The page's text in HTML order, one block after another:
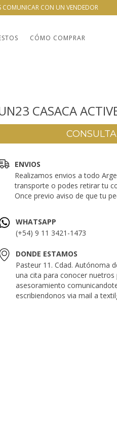
COMUNICAR CON UN VENDEDOR
CÓMO COMPRAR
CASACA
ENVIOS
Realizamos envios a todo
transporte o podes retirar tu
Once previo aviso de que tu
WHATSAPP
(+54) 9 11 3421-1473
DONDE ESTAMOS
Pasteur 11. Cdad. Autónoma
una cita para conocer
asesoramiento
escribiendonos via mail a